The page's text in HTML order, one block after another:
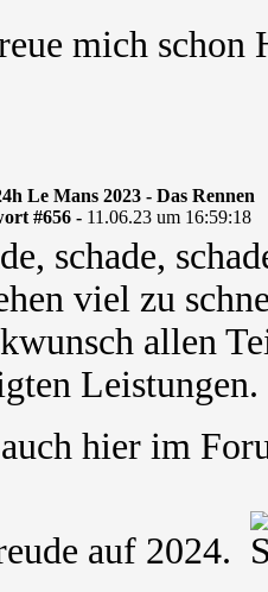
mich schon
Le Mans 2023 - Das Rennen
#656 - 11.06.23 um 16:59:18
schade,
viel zu
allen
Leistungen.
hier im
auf 2024.